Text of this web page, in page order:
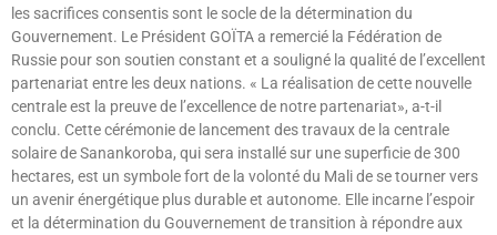
les sacrifices consentis sont le socle de la détermination du
Gouvernement. Le Président GOÏTA a remercié la Fédération de
Russie pour son soutien constant et a souligné la qualité de l’excellent
partenariat entre les deux nations. « La réalisation de cette nouvelle
centrale est la preuve de l’excellence de notre partenariat», a-t-il
conclu. Cette cérémonie de lancement des travaux de la centrale
solaire de Sanankoroba, qui sera installé sur une superficie de 300
hectares, est un symbole fort de la volonté du Mali de se tourner vers
un avenir énergétique plus durable et autonome. Elle incarne l’espoir
et la détermination du Gouvernement de transition à répondre aux